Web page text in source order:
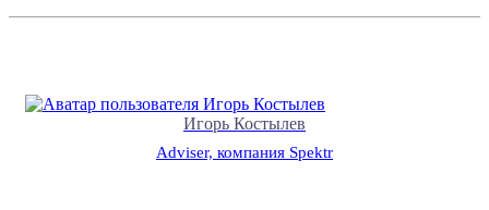
Игорь Костылев
Adviser, компания Spektr